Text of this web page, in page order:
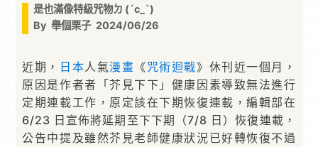
是也滿像特級咒物ㄉ (´c_`)
By 舉個栗子 2024/06/26
近期， 日本人氣漫畫 《咒術迴戰》休刊近一個月，
原因是作者者「芥見下下」健康因素導致無法進行
定期連載工作，原定該在下期恢復連載，編輯部在
6/23 日宣佈將延期至下下期（7/8 日）恢復連載，
公告中提及雖然芥見老師健康狀況已好轉恢復不過